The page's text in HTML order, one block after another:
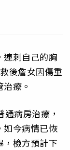
連刺自己的胸
後詹女因傷重
療。
病房治療，
如今病情已恢
，檢方預計下